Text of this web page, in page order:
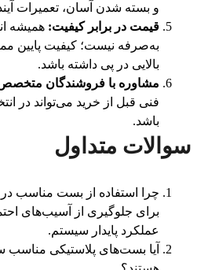
و بسته شدن آسان، تعمیرات
قیمت در برابر کیفیت: همیشه
به‌صرفه نیست؛ کیفیت پایین
بالایی در پی داشته باشد.
مشاوره با فروشندگان
فنی قبل از خرید می‌تواند در
باشد.
سوالات متداول
چرا استفاده از بست مناسب
برای جلوگیری از آسیب‌های
عملکرد پایدار سیستم.
آیا بست‌های پلاستیکی